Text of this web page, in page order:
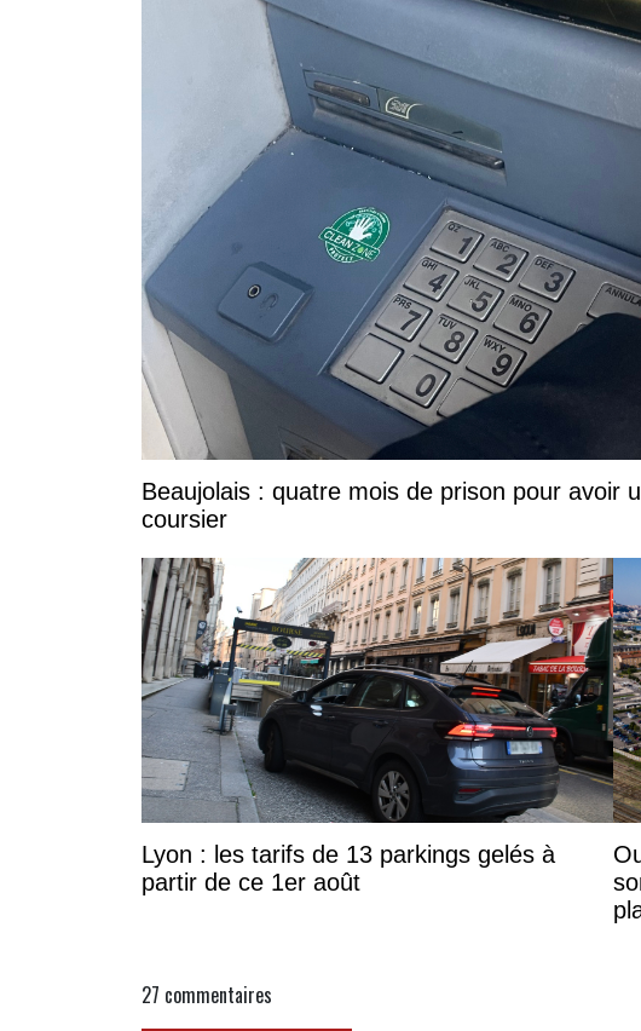
Beaujolais : quatre mois de prison pour avoir
coursier
Lyon : les tarifs de 13 parkings gelés à
partir de ce 1er août
27 commentaires